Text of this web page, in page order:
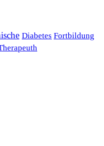
Diabetes Fortbildung